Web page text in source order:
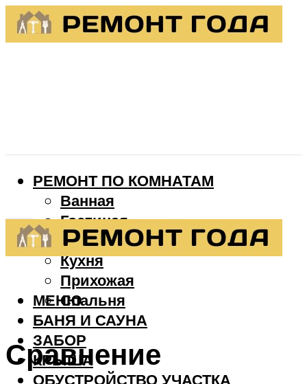
РЕМОНТ ПО КОМНАТАМ
Ванная
Гостиная
Детская
Кухня
Прихожая
Спальня
БАНЯ И САУНА
ЗАБОР
КРЫША
ОБУСТРОЙСТВО УЧАСТКА
МЕНЮ
Сравнение